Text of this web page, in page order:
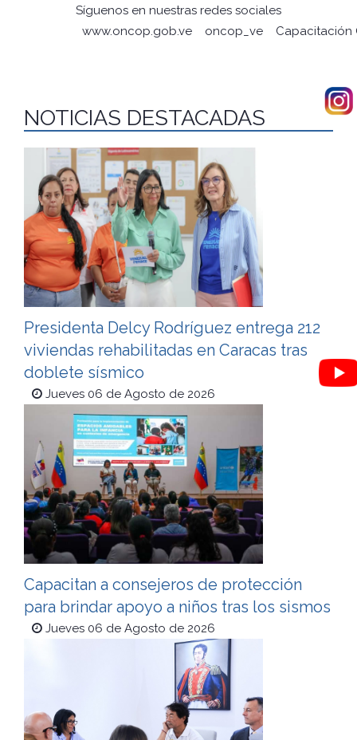
Síguenos en nuestras redes sociales
www.oncop.gob.ve
oncop_ve Capacitación
NOTICIAS DESTACADAS
Presidenta Delcy Rodríguez entrega 212
viviendas rehabilitadas en Caracas tras
doblete sísmico
Jueves 06 de Agosto de 2026
Capacitan a consejeros de protección
para brindar apoyo a niños tras los sismos
Jueves 06 de Agosto de 2026